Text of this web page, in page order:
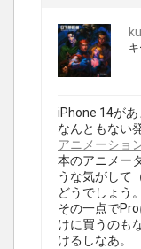
iPhone 14が
なんともない
アニメーショ
本のアニメー
うな気がして
どうでしょう。
その一点で
けに買うのも
けるしなあ。